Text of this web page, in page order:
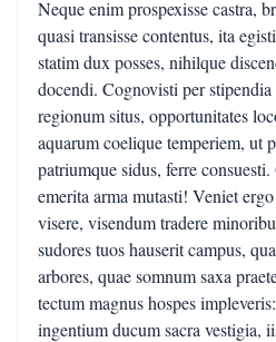
Neque enim prospexisse castra,
quasi transisse contentus, ita
statim dux posses, nihilque
docendi. Cognovisti per
regionum situs, opportunitates
aquarum coelique temperiem, ut
patriumque sidus, ferre
emerita arma mutasti! Veniet
visere, visendum tradere
sudores tuos hauserit campus,
arbores, quae somnum saxa
tectum magnus hospes
ingentium ducum sacra vestigia,